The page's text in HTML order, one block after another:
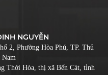
NGUYỄN
2, Phường Hòa Phú, TP. Thủ
Thới Hòa, thị xã Bến Cát, tỉnh